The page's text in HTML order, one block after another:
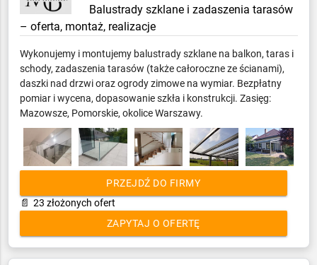
Multimedia i nagłośnienie
Obrazy, Ramy, Lustra
Ogrzewanie i opał
Opakowania
Oświetlenie, elektryka
Piece i kominki
Piekarnictwo i cukiernictwo
Podłogi, Ściany, Sufity
Pozostałe
Projektowanie i obsługa inwestycji
Reklama, Marketing, IT, Druk
Rtv
Balustrady szklane i zadaszenia tarasów
– oferta, montaż, realizacje
Wykonujemy i montujemy balustrady szklane na balkon, taras i
schody, zadaszenia tarasów (także całoroczne ze ścianami),
daszki nad drzwi oraz ogrody zimowe na wymiar. Bezpłatny
pomiar i wycena, dopasowanie szkła i konstrukcji. Zasięg:
Mazowsze, Pomorskie, okolice Warszawy.
PRZEJDŹ DO FIRMY
📄 23 złożonych ofert
ZAPYTAJ O OFERTĘ